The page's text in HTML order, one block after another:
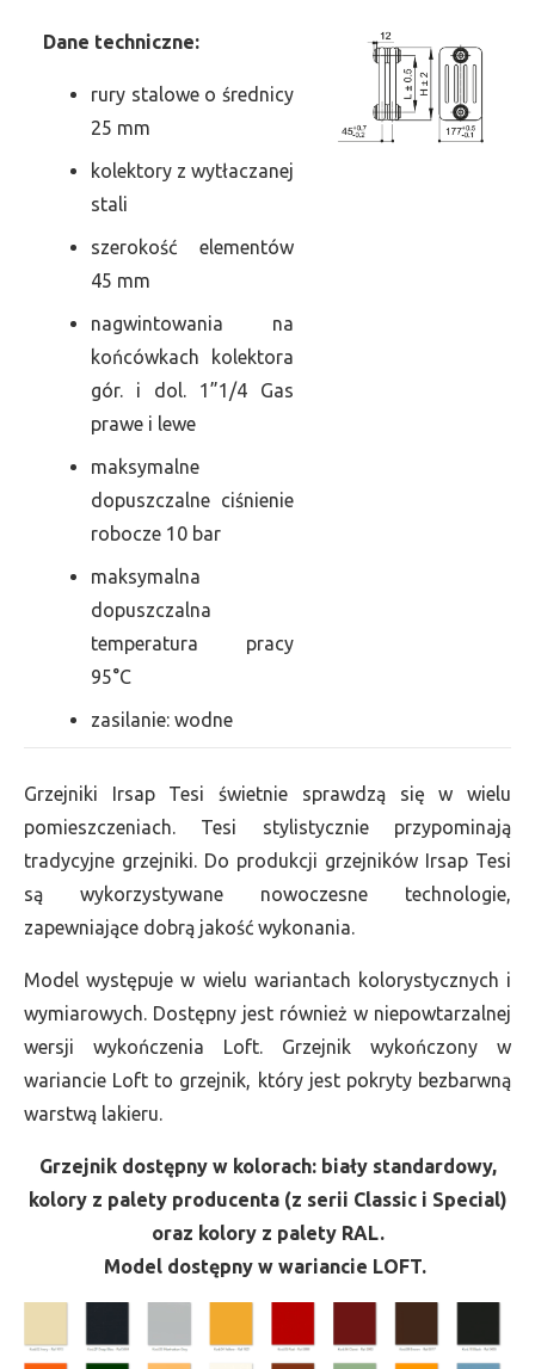
Dane techniczne:
rury stalowe o średnicy
25 mm
kolektory z wytłaczanej
stali
szerokość elementów
45 mm
nagwintowania na
końcówkach kolektora
gór. i dol. 1”1/4 Gas
prawe i lewe
maksymalne
dopuszczalne ciśnienie
robocze 10 bar
maksymalna
dopuszczalna
temperatura pracy
95°C
zasilanie: wodne
Grzejniki Irsap Tesi świetnie sprawdzą się w wielu
pomieszczeniach. Tesi stylistycznie przypominają
tradycyjne grzejniki. Do produkcji grzejników Irsap Tesi
są wykorzystywane nowoczesne technologie,
zapewniające dobrą jakość wykonania.
Model występuje w wielu wariantach kolorystycznych i
wymiarowych. Dostępny jest również w niepowtarzalnej
wersji wykończenia Loft. Grzejnik wykończony w
wariancie Loft to grzejnik, który jest pokryty bezbarwną
warstwą lakieru.
Grzejnik dostępny w kolorach: biały standardowy,
kolory z palety producenta (z serii Classic i Special)
oraz kolory z palety RAL.
Model dostępny w wariancie LOFT.